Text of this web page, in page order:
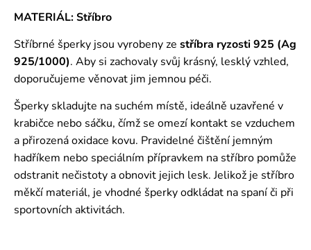
MATERIÁL: Stříbro
Stříbrné šperky jsou vyrobeny ze stříbra ryzosti 925 (Ag
925/1000). Aby si zachovaly svůj krásný, lesklý vzhled,
doporučujeme věnovat jim jemnou péči.
Šperky skladujte na suchém místě, ideálně uzavřené v
krabičce nebo sáčku, čímž se omezí kontakt se vzduchem
a přirozená oxidace kovu. Pravidelné čištění jemným
hadříkem nebo speciálním přípravkem na stříbro pomůže
odstranit nečistoty a obnovit jejich lesk. Jelikož je stříbro
měkčí materiál, je vhodné šperky odkládat na spaní či při
sportovních aktivitách.